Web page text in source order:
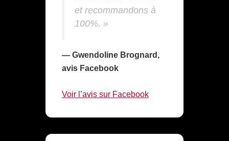
et recommandons à
100%. »
— Gwendoline Brognard,
avis Facebook
Voir l’avis sur Facebook